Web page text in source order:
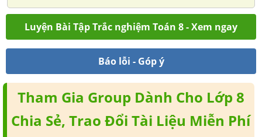
Luyện Bài Tập Trắc nghiệm Toán 8 - Xem ngay
Báo lỗi - Góp ý
Tham Gia Group Dành Cho Lớp 8
Chia Sẻ, Trao Đổi Tài Liệu Miễn Phí